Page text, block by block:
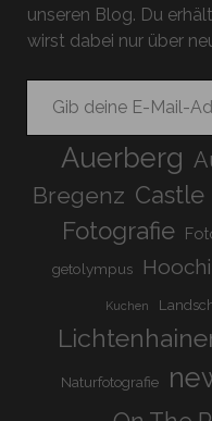
unseren Blog. Du
wirst dabei nur über
Gib deine E-Mail-Adresse ein ...
Auerberg
Bregenz Castle
Fotografie
getolympus
Kuchen
Naturfotografie